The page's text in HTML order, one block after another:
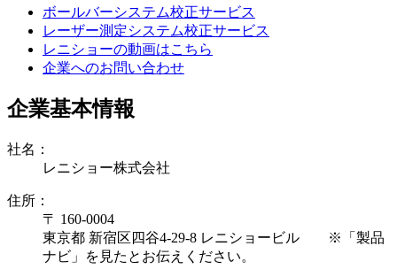
ボールバーシステム校正サービス
レーザー測定システム校正サービス
レニショーの動画はこちら
企業へのお問い合わせ
企業基本情報
社名：
レニショー株式会社
住所：
〒 160-0004
東京都 新宿区四谷4-29-8 レニショービル ※「製品
ナビ」を見たとお伝えください。